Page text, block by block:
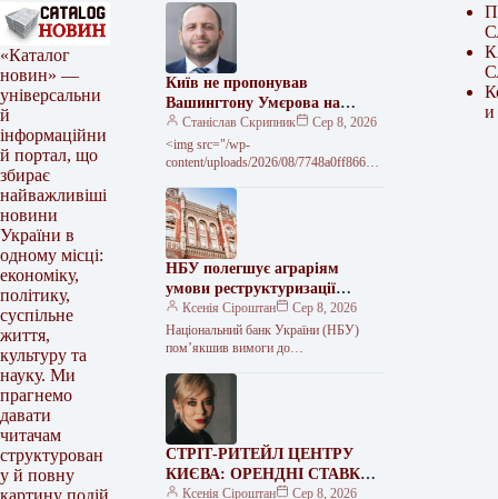
«Каталог
новин» —
універсальни
й
інформаційни
й портал, що
збирає
найважливіші
новини
України в
одному місці:
економіку,
політику,
суспільне
життя,
культуру та
науку. Ми
прагнемо
давати
читачам
структурован
у й повну
Київ не пропонував
Вашингтону Умєрова на
посаду посла – джерело
Станіслав Скрипник
Сер 8, 2026
<img src="/wp-
content/uploads/2026/08/7748a0ff86661
передавав звернень до США щодо
кандидатури Умєрова на посаду посла
НБУ полегшує аграріям
умови реструктуризації
кредитів
Ксенія Сіроштан
Сер 8, 2026
Національний банк України (НБУ)
пом’якшив вимоги до
та врахування аграрної продукції як
застави. Регулятор дозволив банкам…
СТРІТ-РИТЕЙЛ ЦЕНТРУ
КИЄВА: ОРЕНДНІ СТАВКИ
ТА ЦІНИ ПРОПОЗИЦІЇ
Ксенія Сіроштан Сер 8, 2026
и